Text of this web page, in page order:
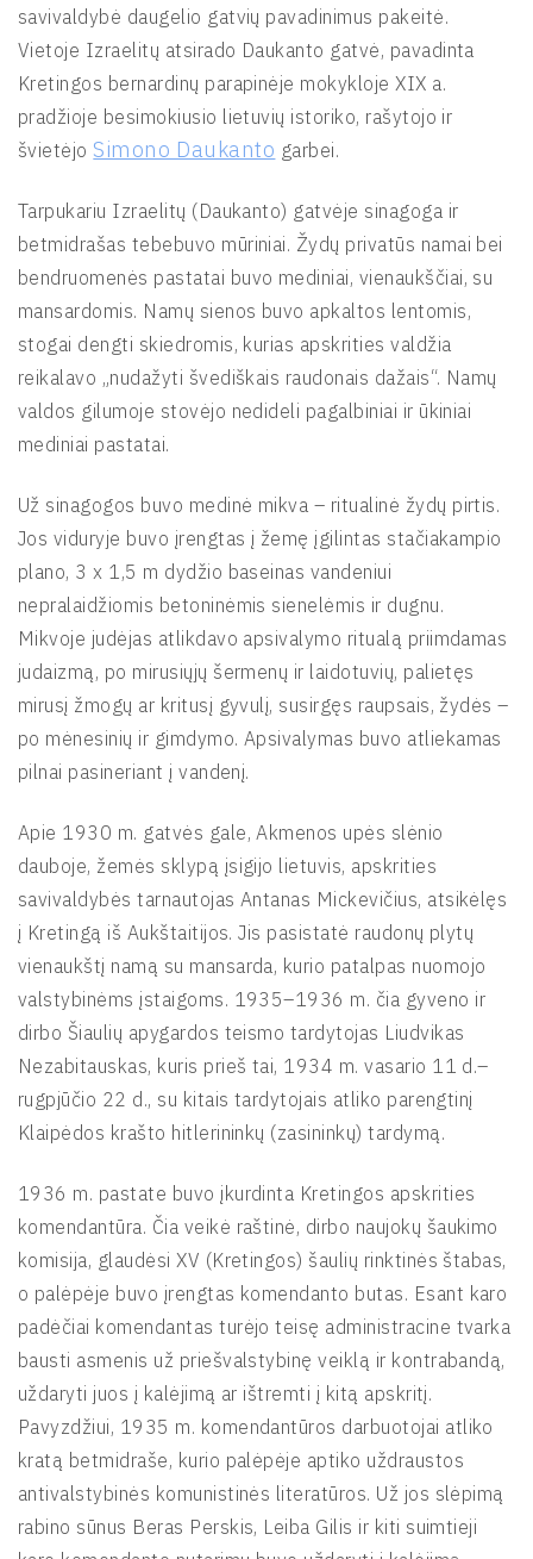
savivaldybė daugelio gatvių pavadinimus pakeitė.
Vietoje Izraelitų atsirado Daukanto gatvė, pavadinta
Kretingos bernardinų parapinėje mokykloje XIX a.
pradžioje besimokiusio lietuvių istoriko, rašytojo ir
švietėjo Simono Daukanto garbei.
Tarpukariu Izraelitų (Daukanto) gatvėje sinagoga ir
betmidrašas tebebuvo mūriniai. Žydų privatūs namai bei
bendruomenės pastatai buvo mediniai, vienaukščiai, su
mansardomis. Namų sienos buvo apkaltos lentomis,
stogai dengti skiedromis, kurias apskrities valdžia
reikalavo „nudažyti švediškais raudonais dažais“. Namų
valdos gilumoje stovėjo nedideli pagalbiniai ir ūkiniai
mediniai pastatai.
Už sinagogos buvo medinė mikva – ritualinė žydų pirtis.
Jos viduryje buvo įrengtas į žemę įgilintas stačiakampio
plano, 3 x 1,5 m dydžio baseinas vandeniui
nepralaidžiomis betoninėmis sienelėmis ir dugnu.
Mikvoje judėjas atlikdavo apsivalymo ritualą priimdamas
judaizmą, po mirusiųjų šermenų ir laidotuvių, palietęs
mirusį žmogų ar kritusį gyvulį, susirgęs raupsais, žydės –
po mėnesinių ir gimdymo. Apsivalymas buvo atliekamas
pilnai pasineriant į vandenį.
Apie 1930 m. gatvės gale, Akmenos upės slėnio
dauboje, žemės sklypą įsigijo lietuvis, apskrities
savivaldybės tarnautojas Antanas Mickevičius, atsikėlęs
į Kretingą iš Aukštaitijos. Jis pasistatė raudonų plytų
vienaukštį namą su mansarda, kurio patalpas nuomojo
valstybinėms įstaigoms. 1935–1936 m. čia gyveno ir
dirbo Šiaulių apygardos teismo tardytojas Liudvikas
Nezabitauskas, kuris prieš tai, 1934 m. vasario 11 d.–
rugpjūčio 22 d., su kitais tardytojais atliko parengtinį
Klaipėdos krašto hitlerininkų (zasininkų) tardymą.
1936 m. pastate buvo įkurdinta Kretingos apskrities
komendantūra. Čia veikė raštinė, dirbo naujokų šaukimo
komisija, glaudėsi XV (Kretingos) šaulių rinktinės štabas,
o palėpėje buvo įrengtas komendanto butas. Esant karo
padėčiai komendantas turėjo teisę administracine tvarka
bausti asmenis už priešvalstybinę veiklą ir kontrabandą,
uždaryti juos į kalėjimą ar ištremti į kitą apskritį.
Pavyzdžiui, 1935 m. komendantūros darbuotojai atliko
kratą betmidraše, kurio palėpėje aptiko uždraustos
antivalstybinės komunistinės literatūros. Už jos slėpimą
rabino sūnus Beras Perskis, Leiba Gilis ir kiti suimtieji